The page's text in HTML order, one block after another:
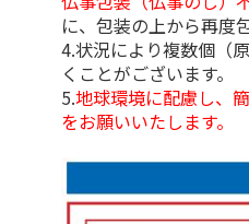
に、包装の上から再度
4.状況により複数個（
くことがございます。
5.地球環境に配慮し、
をお願いいたします。